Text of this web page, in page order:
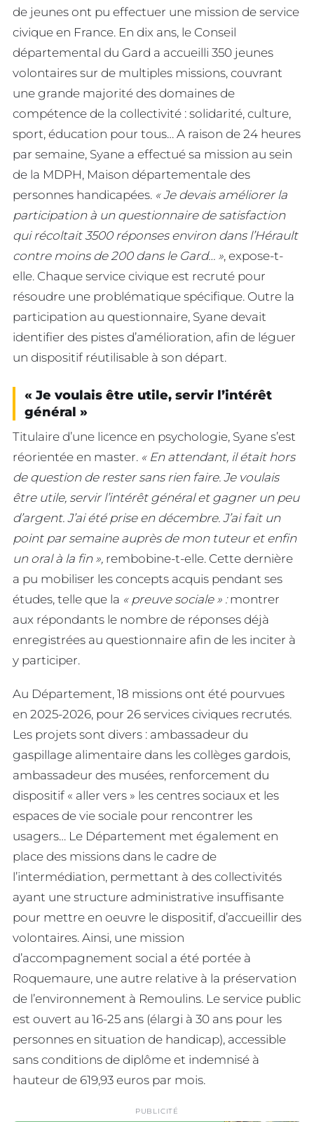
de jeunes ont pu effectuer une mission de service
civique en France. En dix ans, le Conseil
départemental du Gard a accueilli 350 jeunes
volontaires sur de multiples missions, couvrant
une grande majorité des domaines de
compétence de la collectivité : solidarité, culture,
sport, éducation pour tous… A raison de 24 heures
par semaine, Syane a effectué sa mission au sein
de la MDPH, Maison départementale des
personnes handicapées. « Je devais améliorer la
participation à un questionnaire de satisfaction
qui récoltait 3500 réponses environ dans l’Hérault
contre moins de 200 dans le Gard… », expose-t-
elle. Chaque service civique est recruté pour
résoudre une problématique spécifique. Outre la
participation au questionnaire, Syane devait
identifier des pistes d’amélioration, afin de léguer
un dispositif réutilisable à son départ.
« Je voulais être utile, servir l’intérêt
général »
Titulaire d’une licence en psychologie, Syane s’est
réorientée en master. « En attendant, il était hors
de question de rester sans rien faire. Je voulais
être utile, servir l’intérêt général et gagner un peu
d’argent. J’ai été prise en décembre. J’ai fait un
point par semaine auprès de mon tuteur et enfin
un oral à la fin », rembobine-t-elle. Cette dernière
a pu mobiliser les concepts acquis pendant ses
études, telle que la « preuve sociale » :montrer
aux répondants le nombre de réponses déjà
enregistrées au questionnaire afin de les inciter à
y participer.
Au Département, 18 missions ont été pourvues
en 2025-2026, pour 26 services civiques recrutés.
Les projets sont divers : ambassadeur du
gaspillage alimentaire dans les collèges gardois,
ambassadeur des musées, renforcement du
dispositif « aller vers » les centres sociaux et les
espaces de vie sociale pour rencontrer les
usagers… Le Département met également en
place des missions dans le cadre de
l’intermédiation, permettant à des collectivités
ayant une structure administrative insuffisante
pour mettre en oeuvre le dispositif, d’accueillir des
volontaires. Ainsi, une mission
d’accompagnement social a été portée à
Roquemaure, une autre relative à la préservation
de l’environnement à Remoulins. Le service public
est ouvert au 16-25 ans (élargi à 30 ans pour les
personnes en situation de handicap), accessible
sans conditions de diplôme et indemnisé à
hauteur de 619,93 euros par mois.
PUBLICITÉ